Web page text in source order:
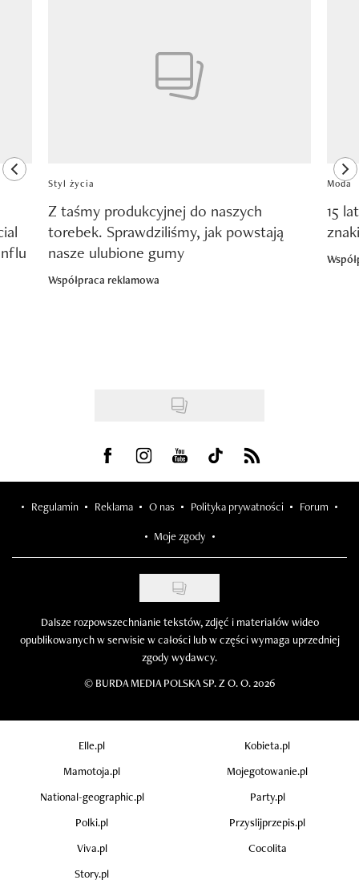
previous element
Styl życia
Z taśmy produkcyjnej do naszych
torebek. Sprawdziliśmy, jak powstają
nasze ulubione gumy
Współpraca reklamowa
Moda
15
Visit us on Facebook
Visit us on Instagram
Visit us on Youtube
Visit us on Tiktok
Visit us on Rss
Regulamin Reklama O nas Polityka prywatności Forum
Moje zgody
Dalsze rozpowszechnianie tekstów, zdjęć i materiałów wideo
opublikowanych w serwisie w całości lub w części wymaga uprzedniej
zgody wydawcy.
© BURDA MEDIA POLSKA SP. Z O. O. 2026
Elle.pl
Kobieta.pl
Mamotoja.pl
Mojegotowanie.pl
National-geographic.pl
Party.pl
Polki.pl
Przyslijprzepis.pl
Viva.pl
Cocolita
Story.pl